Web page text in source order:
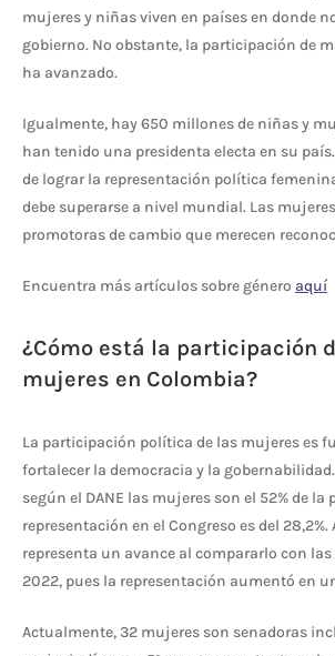
mujeres y niñas viven en países en donde
gobierno. No obstante, la participación de
ha avanzado.
Igualmente, hay 650 millones de niñas y
han tenido una presidenta electa en su
de lograr la representación política
debe superarse a nivel mundial. Las
promotoras de cambio que merecen
Encuentra más artículos sobre género aquí
¿Cómo está la participación
mujeres en Colombia?
La participación política de las mujeres es
fortalecer la democracia y la
según el DANE las mujeres son el 52% de la
representación en el Congreso es del 28,2%.
representa un avance al compararlo con las
2022, pues la representación aumentó en
Actualmente, 32 mujeres son senadoras